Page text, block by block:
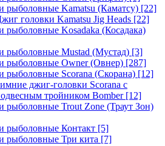
рыболовные Kamatsu (Каматсу) [22]
головки Kamatsu Jig Heads [22]
рыболовные Kosadaka (Косадака)
рыболовные Mustad (Мустад) [3]
рыболовные Owner (Овнер) [287]
рыболовные Scorana (Скорана) [12]
джиг-головки Scorana с
тройником Bomber[12]
рыболовные Trout Zone (Траут Зон)
рыболовные Контакт [5]
рыболовные Три кита [7]